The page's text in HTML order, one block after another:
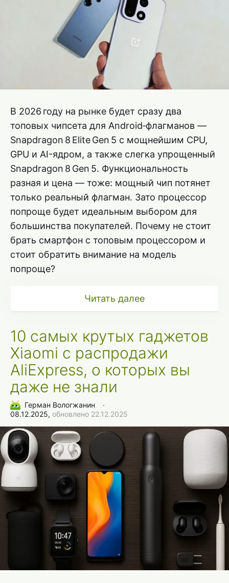
В 2026 году на рынке будет сразу два
топовых чипсета для Android‑флагманов —
Snapdragon 8 Elite Gen 5 с мощнейшим CPU,
GPU и AI-ядром, а также слегка упрощенный
Snapdragon 8 Gen 5. Функциональность
разная и цена — тоже: мощный чип потянет
только реальный флагман. Зато процессор
попроще будет идеальным выбором для
большинства покупателей. Почему не стоит
брать смартфон с топовым процессором и
стоит обратить внимание на модель
попроще?
Читать далее
10 самых крутых гаджетов
Xiaomi с распродажи
AliExpress, о которых вы
даже не знали
Герман Вологжанин
∙
08.12.2025, обновлено 22.12.2025